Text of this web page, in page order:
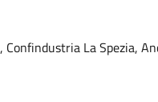
La Spezia,